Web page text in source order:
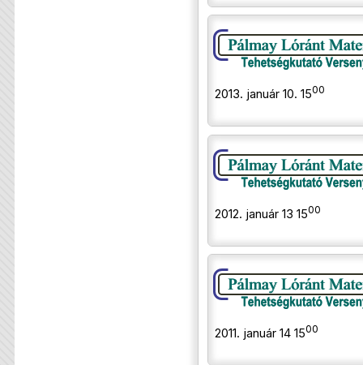
2013. január 10. 1500
2012. január 13 1500
2011. január 14 1500